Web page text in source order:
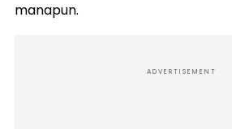
manapun.
ADVERTISEMENT